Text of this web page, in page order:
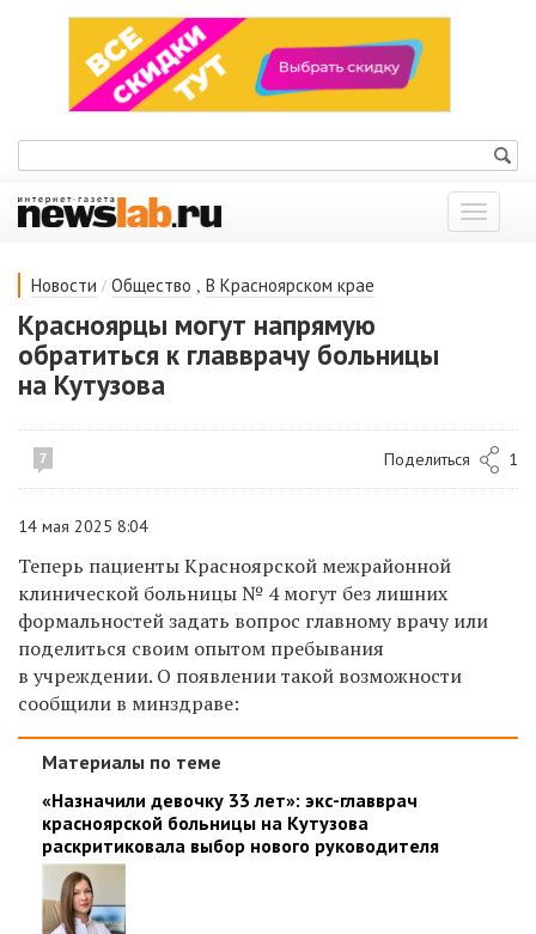
Показать
меню
Новости / Общество , В Красноярском крае
Красноярцы могут напрямую
обратиться к главврачу больницы
на Кутузова
7 Поделиться 1
14 мая 2025 8:04
Теперь пациенты Красноярской межрайонной
клинической больницы № 4 могут без лишних
формальностей задать вопрос главному врачу или
поделиться своим опытом пребывания
в учреждении. О появлении такой возможности
сообщили в минздраве:
Материалы по теме
«Назначили девочку 33 лет»: экс-главврач
красноярской больницы на Кутузова
раскритиковала выбор нового руководителя